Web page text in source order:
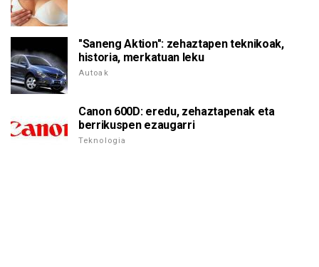
"Saneng Aktion": zehaztapen teknikoak,
historia, merkatuan leku
Autoak
Canon 600D: eredu, zehaztapenak eta
berrikuspen ezaugarri
Teknologia